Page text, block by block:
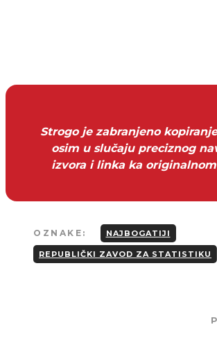
Strogo je zabranjeno
osim u slučaju preciznog
izvora i linka ka
OZNAKE: NAJBOGATIJI
REPUBLIČKI ZAVOD ZA STATISTIKU